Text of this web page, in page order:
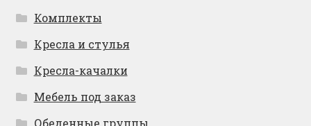
Комплекты
Кресла и стулья
Кресла-качалки
Мебель под заказ
Обеденные группы